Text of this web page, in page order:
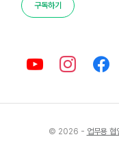
구독하기
© 2026 - 업무용